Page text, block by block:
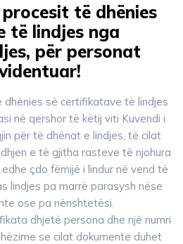
të dhënies
të lindjes nga
për personat
dhënies së certifikatave të lindjes
në qershor të këtij viti Kuvendi i
për të dhënat e lindjes, të cilat
e të gjitha rasteve të njohura
çdo fëmijë i lindur në vend të
lindjes pa marrë parasysh nëse
ose pa nënshtetësi.
dhjetë persona dhe një numri
se cilat dokumente duhet